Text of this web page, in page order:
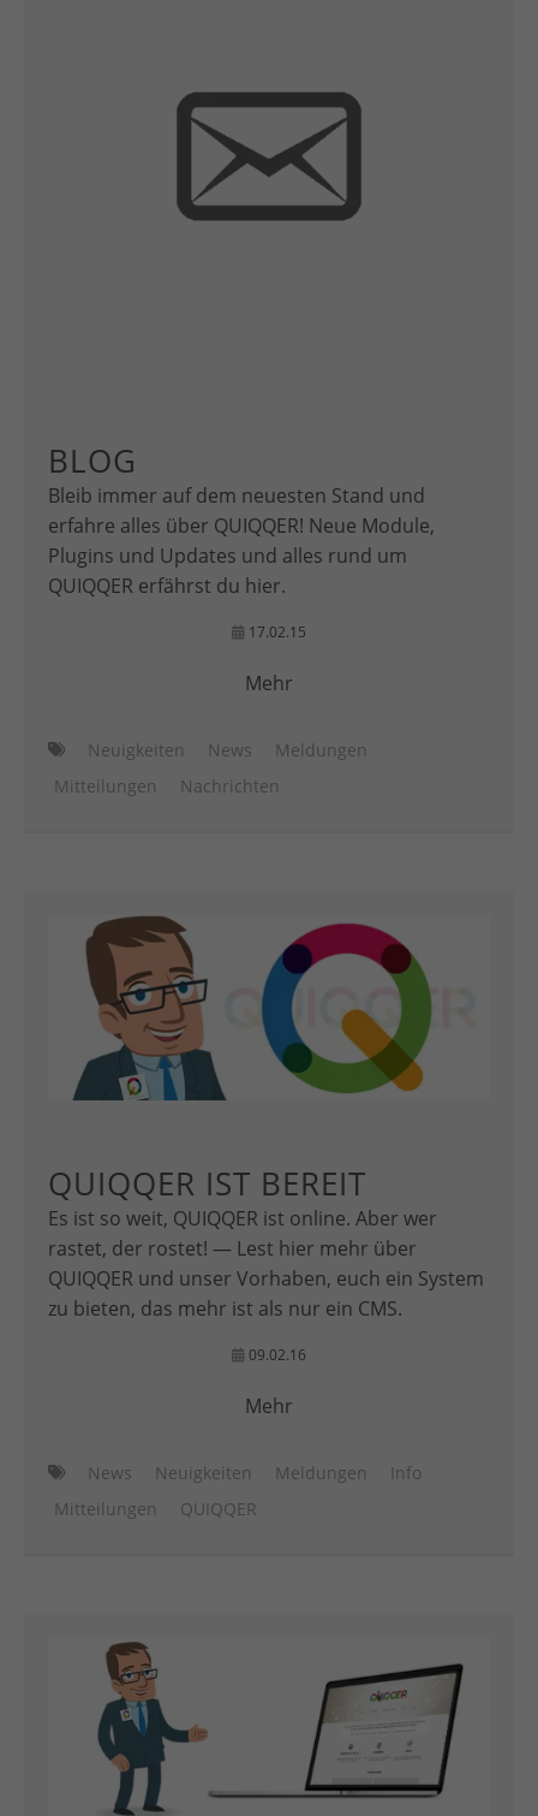
BLOG
Bleib immer auf dem neuesten Stand und
erfahre alles über QUIQQER! Neue Module,
Plugins und Updates und alles rund um
QUIQQER erfährst du hier.
17.02.15
Mehr
Neuigkeiten News
Meldungen
Mitteilungen
Nachrichten
QUIQQER IST BEREIT
Es ist so weit, QUIQQER ist online. Aber wer
rastet, der rostet! — Lest hier mehr über
QUIQQER und unser Vorhaben, euch ein System
zu bieten, das mehr ist als nur ein CMS.
09.02.16
Mehr
News Neuigkeiten Meldungen
Info
Mitteilungen
QUIQQER